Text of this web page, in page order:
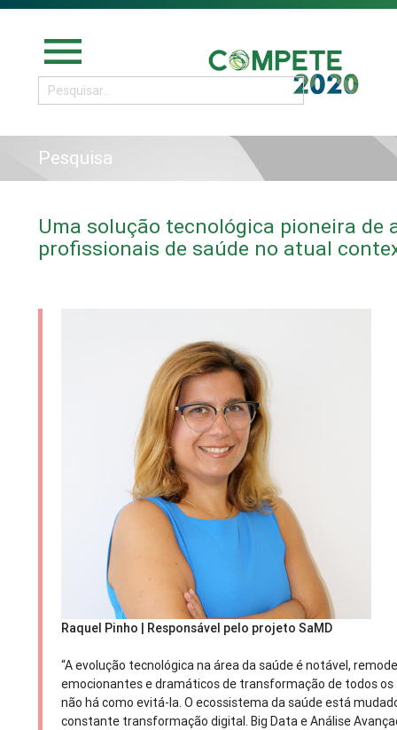
menu
Pesquisa
Uma solução tecnológica pioneira de
profissionais de saúde no atual
Raquel Pinho | Responsável pelo projeto SaMD
“A evolução tecnológica na área da saúde é notável,
emocionantes e dramáticos de transformação de todos
não há como evitá-la. O ecossistema da saúde está
constante transformação digital. Big Data e Análise